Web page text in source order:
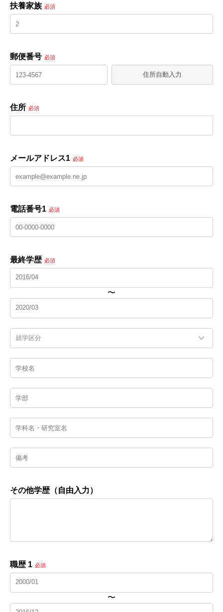
扶養家族 必須
郵便番号 必須
住所自動入力
住所 必須
メールアドレス1 必須
電話番号1 必須
最終学歴 必須
〜
その他学歴（自由入力）
職歴 1 必須
〜